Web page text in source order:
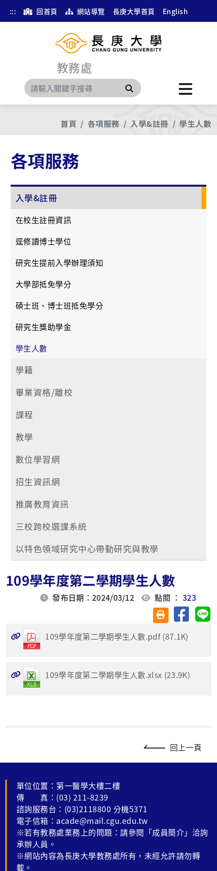
::: 回首頁 網站導覽 長庚大學首頁 English
教務處
搜尋
首頁 各項服務 入學&註冊 學生人數
各項服務
入學&註冊
在校生註冊資訊
逕修讀博士學位
研究生提前入學辦理須知
大學部抵免學分
碩士班、博士班抵免學分
研究生獎助學金
學生人數
學籍
畢業資格/離校
課程
教學
數位學習網
招生資訊網
推廣教育資訊
三校跨校選課系統
以特色領域研究中心帶動研究與教學
109學年度第二學期學生人數
發布日期：2024/03/12 點閱 ：323
友善列印(另開視
分享至
109學年度第二學期學生人數.pdf (87.1K)
109學年度第二學期學生人數.xlsx (23.9K)
回上一頁
單位位置：第一醫學大樓二樓
傳 真：(03) 211-8239
諮詢服務台：(03)2118800 分機5371
電子信箱：acade@mail.cgu.edu.tw
※若有教務處業務上的問題：請參閱「成員簡介」洽詢
承辦人員。
※網站內容為長庚大學教務處所有，未經允許請勿轉
載。